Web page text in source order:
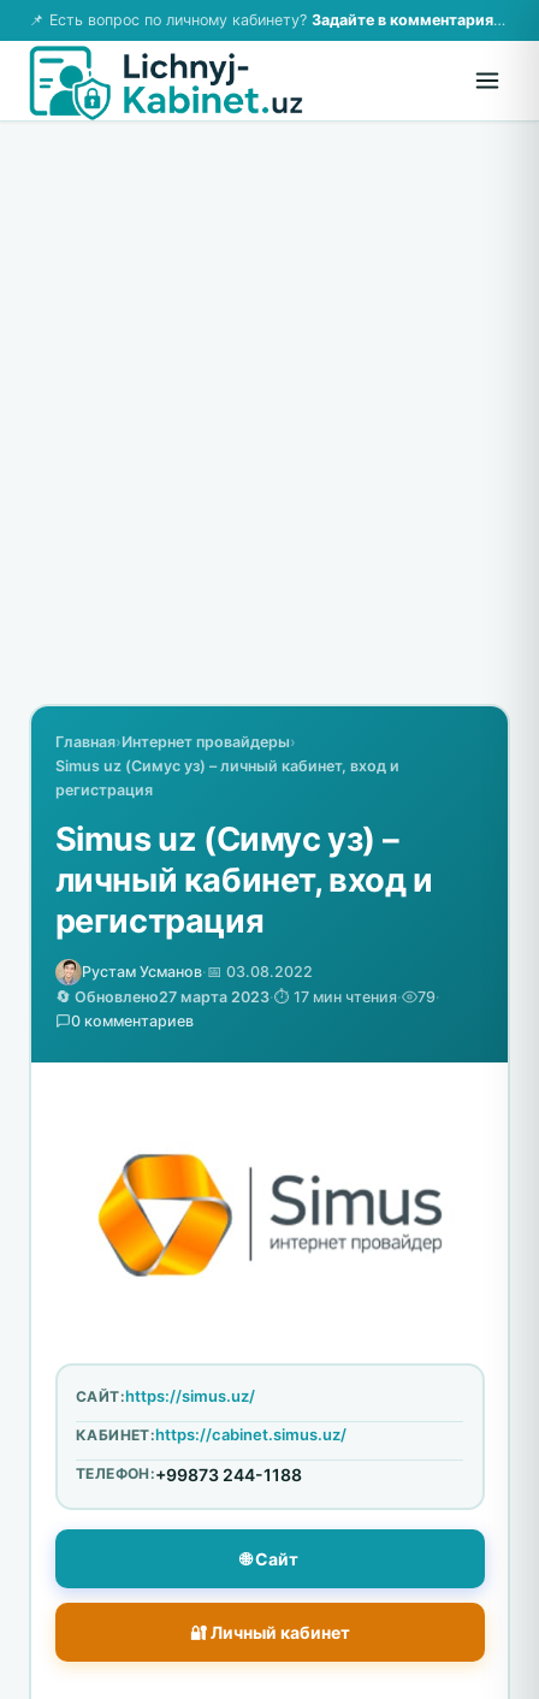
📌 Есть вопрос по личному кабинету? Задайте в комментариях — ответим!
Главная›Интернет провайдеры›
Simus uz (Симус уз) – личный кабинет, вход и
регистрация
Simus uz (Симус уз) –
личный кабинет, вход и
регистрация
Рустам Усманов·📅 03.08.2022
🔄 Обновлено27 марта 2023·⏱️ 17 мин чтения· 79·
0 комментариев
САЙТ:https://simus.uz/
КАБИНЕТ:https://cabinet.simus.uz/
ТЕЛЕФОН:+99873 244-1188
🌐 Сайт
🔐 Личный кабинет